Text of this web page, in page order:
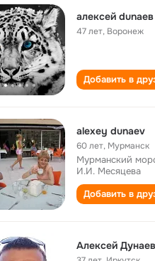
алексей dunaeв
47 лет, Воронеж
Добавить в
alexey dunaev
60 лет, Мурманск
Мурманский
И.И. Месяцева
Добавить в
Алексей Дунаев